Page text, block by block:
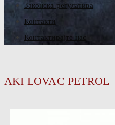
Законска регулатива
Контакти
Контактирајте нас
AKI LOVAC PETROL